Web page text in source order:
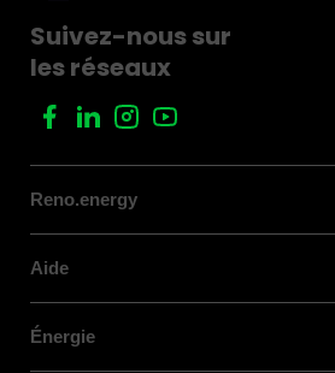
Suivez-nous sur
les réseaux
Reno.energy
Aide
Énergie